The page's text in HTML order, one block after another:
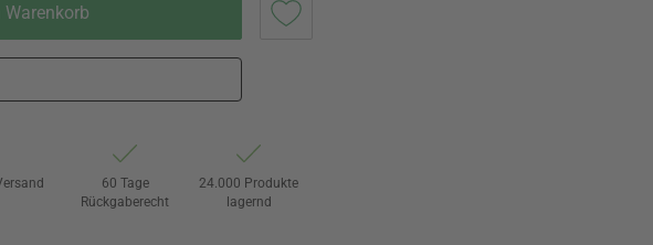
Warenkorb
60 Tage
Rückgaberecht
24.000 Produkte
lagernd